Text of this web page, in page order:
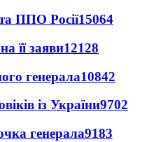
ППО Росії15064
її заяви12128
генерала10842
із України9702
генерала9183